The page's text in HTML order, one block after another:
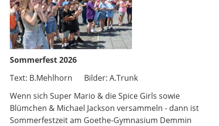
Sommerfest 2026
Text: B.Mehlhorn Bilder: A.Trunk
Wenn sich Super Mario & die Spice Girls sowie
Blümchen & Michael Jackson versammeln - dann ist
Sommerfestzeit am Goethe-Gymnasium Demmin